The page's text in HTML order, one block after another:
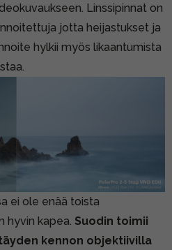
Linssipinnat on
jotta heijastukset ja
hylkii myös likaantumista
ei ole enää toista
hyvin kapea. Suodin toimii
kennon objektiivilla